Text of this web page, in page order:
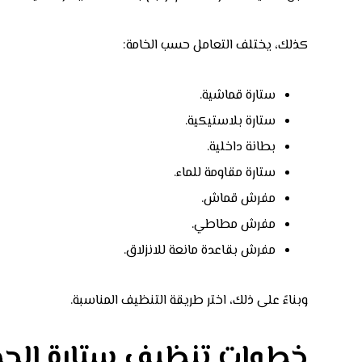
كذلك، يختلف التعامل حسب الخامة:
ستارة قماشية.
ستارة بلاستيكية.
بطانة داخلية.
ستارة مقاومة للماء.
مفرش قماش.
مفرش مطاطي.
مفرش بقاعدة مانعة للانزلاق.
وبناءً على ذلك، اختر طريقة التنظيف المناسبة.